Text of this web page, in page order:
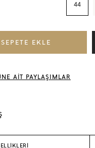
44
AİT PAYLAŞIMLAR